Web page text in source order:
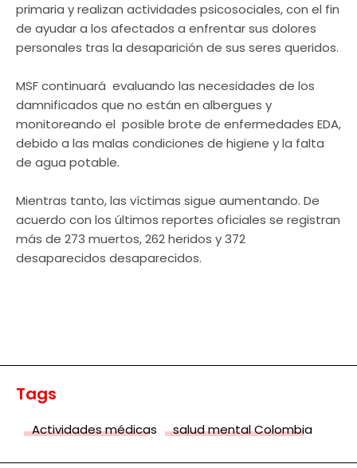
primaria y realizan actividades psicosociales, con el fin
de ayudar a los afectados a enfrentar sus dolores
personales tras la desaparición de sus seres queridos.
MSF continuará evaluando las necesidades de los
damnificados que no están en albergues y
monitoreando el posible brote de enfermedades EDA,
debido a las malas condiciones de higiene y la falta
de agua potable.
Mientras tanto, las víctimas sigue aumentando. De
acuerdo con los últimos reportes oficiales se registran
más de 273 muertos, 262 heridos y 372
desaparecidos desaparecidos.
Tags
Actividades médicas salud mental Colombia